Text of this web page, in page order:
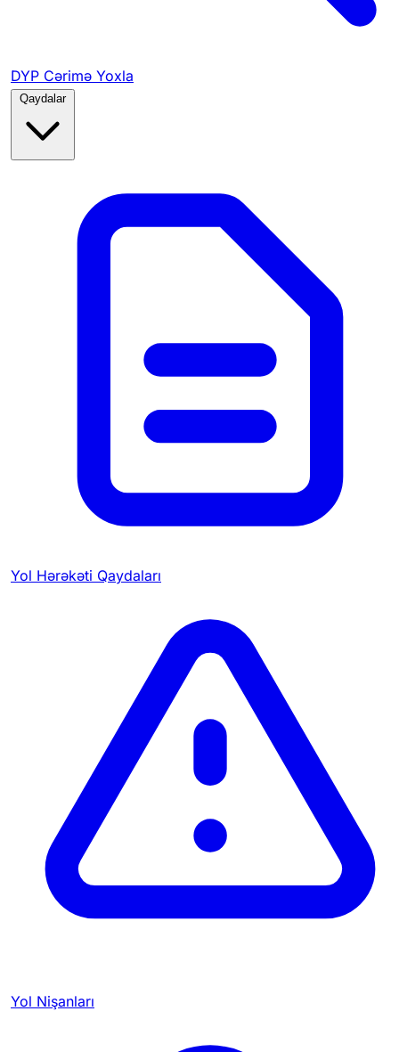
DYP Cərimə Yoxla
Qaydalar
Yol Hərəkəti Qaydaları
Yol Nişanları